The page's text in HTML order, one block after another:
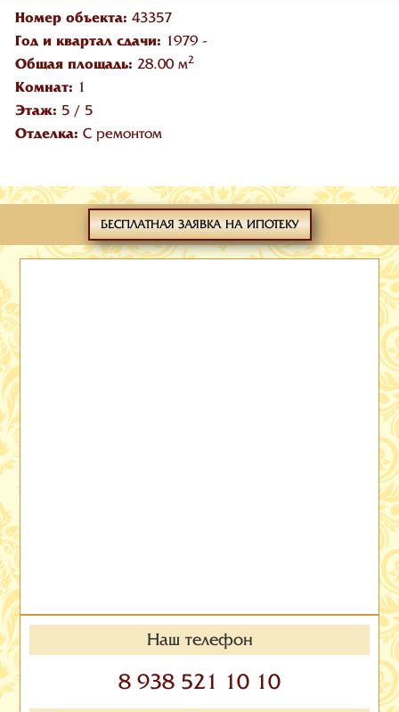
Номер объекта: 43357
Год и квартал сдачи: 1979 -
Общая площадь: 28.00 м2
Комнат: 1
Этаж: 5/ 5
Отделка: С ремонтом
БЕСПЛАТНАЯ ЗАЯВКА НА ИПОТЕКУ
Наш телефон
8 938 521 10 10